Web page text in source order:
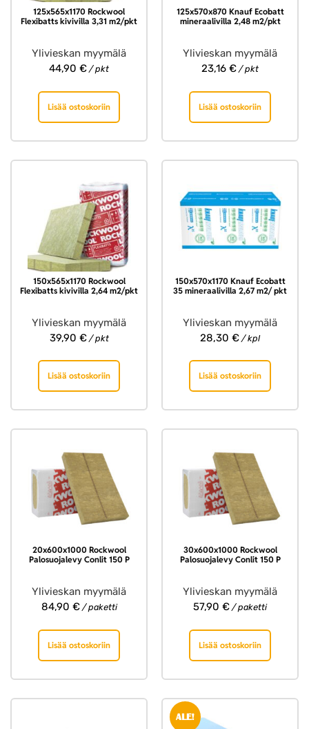
125x565x1170 Rockwool
Flexibatts kivivilla 3,31 m2/pkt
Ylivieskan myymälä
44,90 € / pkt
Lisää ostoskoriin
125x570x870 Knauf Ecobatt
mineraalivilla 2,48 m2/pkt
Ylivieskan myymälä
23,16 € / pkt
Lisää ostoskoriin
150x565x1170 Rockwool
Flexibatts kivivilla 2,64 m2/pkt
Ylivieskan myymälä
39,90 €/ pkt
Lisää ostoskoriin
150x570x1170 Knauf Ecobatt
35 mineraalivilla 2,67 m2/ pkt
Ylivieskan myymälä
28,30 € / kpl
Lisää ostoskoriin
20x600x1000 Rockwool
Palosuojalevy Conlit 150 P
Ylivieskan myymälä
84,90 €/ paketti
Lisää ostoskoriin
30x600x1000 Rockwool
Palosuojalevy Conlit 150 P
Ylivieskan myymälä
57,90 € / paketti
Lisää ostoskoriin
ALE!